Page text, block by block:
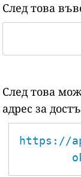
След това
След това
адрес за
https://